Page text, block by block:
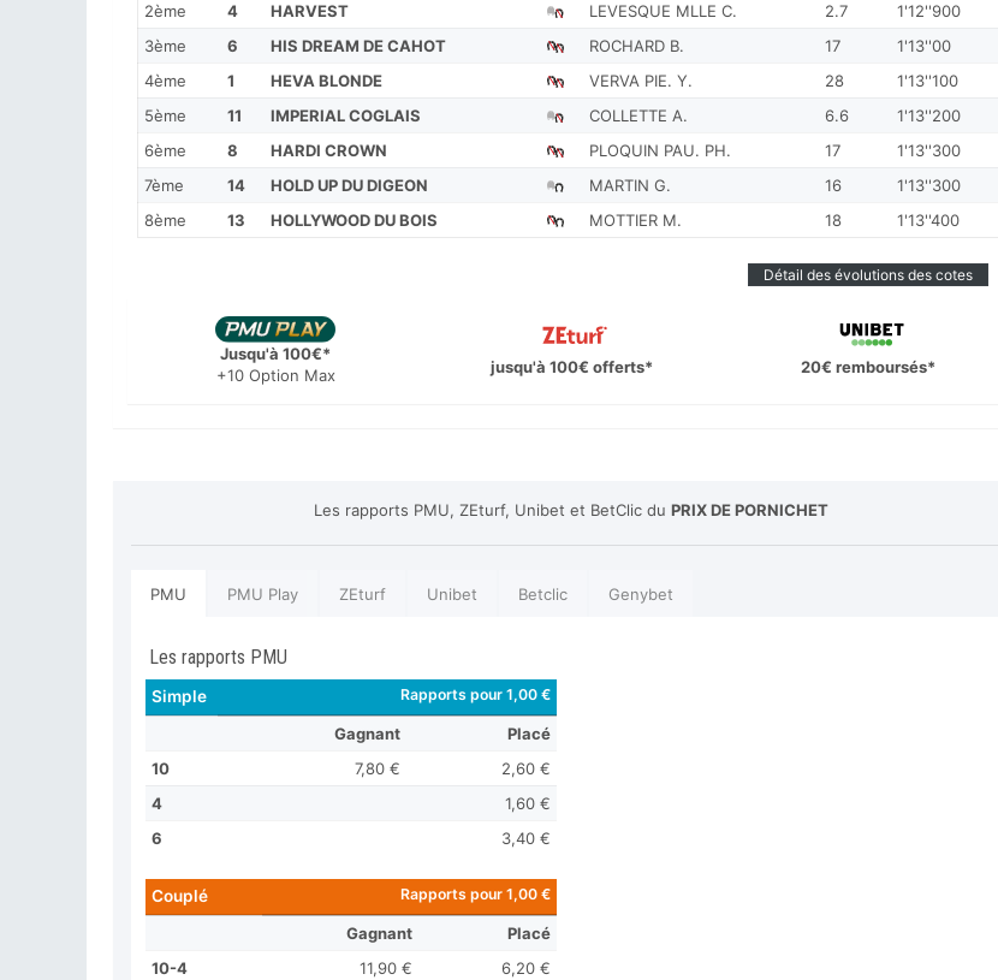
2ème
4 HARVEST LEVESQUE MLLE C. 2.7
1'12''900
3ème
6 HIS DREAM DE CAHOT ROCHARD B. 17
1'13''00
4ème
1 HEVA BLONDE VERVA PIE. Y. 28
1'13''100
5ème
11 IMPERIAL COGLAIS COLLETTE A. 6.6
1'13''200
6ème
8 HARDI CROWN PLOQUIN PAU. PH. 17
1'13''300
7ème
14 HOLD UP DU DIGEON MARTIN G. 16
1'13''300
8ème
13 HOLLYWOOD DU BOIS MOTTIER M. 18 1'13''400
Détail des évolutions des cotes
Jusqu'à 100€*
+10 Option Max
jusqu'à 100€ offerts* 20€ remboursés*
Les rapports PMU, ZEturf, Unibet et BetClic duPRIX DE PORNICHET
PMU PMU Play ZEturf Unibet Betclic Genybet
Les rapports PMU
Simple Rapports pour 1,00 €
Gagnant
Placé
10
7,80 €
2,60 €
4
1,60 €
6
3,40 €
Couplé Rapports pour 1,00 €
Gagnant
Placé
10-4
11,90 €
6,20 €